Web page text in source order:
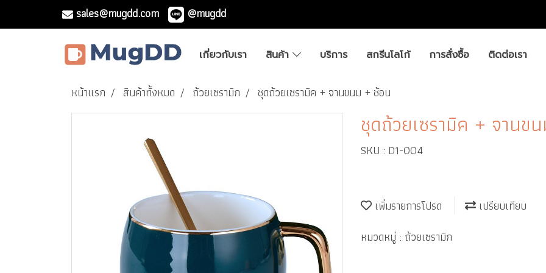
sales@mugdd.com @mugdd
เกี่ยวกับเรา สินค้า บริการ สกรีนโลโก้ การสั่งซื้อ ติดต่อเรา
หน้าแรก สินค้าทั้งหมด ถ้วยเซรามิก ชุดถ้วยเซรามิค + จานขนม + ช้อน
ชุดถ้วยเซรามิค + จานข
SKU : D1-004
เพิ่มรายการโปรด
เปรียบเทียบ
หมวดหมู่ : ถ้วยเซรามิก